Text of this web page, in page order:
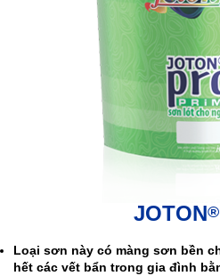
JOTON®
Loại sơn này có màng sơn bền
hết các vết bẩn trong gia đình